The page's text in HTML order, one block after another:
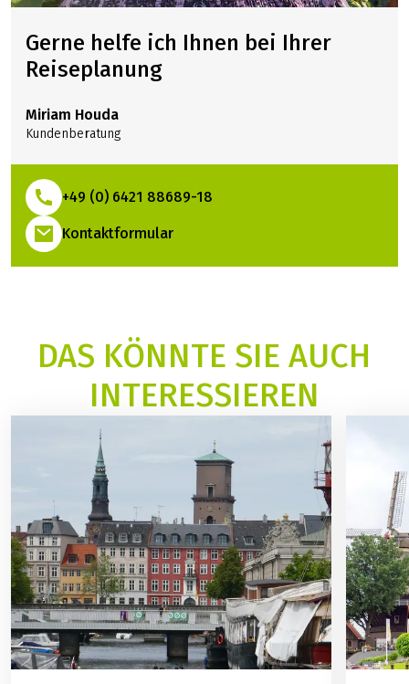
Gerne helfe ich Ihnen bei Ihrer
Reiseplanung
Miriam Houda
Kundenberatung
+49 (0) 6421 88689-18(Link öffnet in neuem Tab)
Kontaktformular
DAS KÖNNTE SIE AUCH
INTERESSIEREN